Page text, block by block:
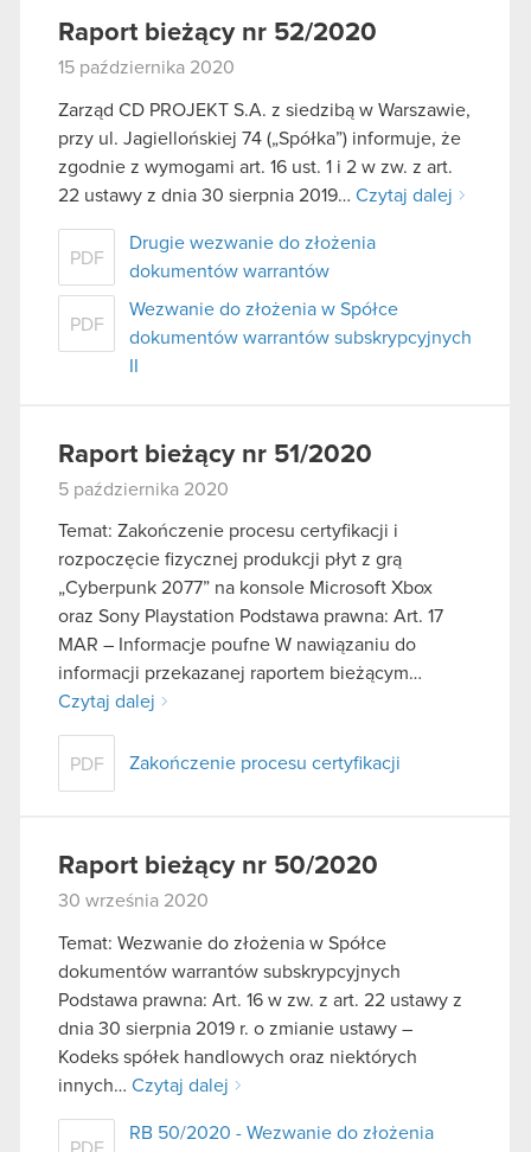
Raport bieżący nr 52/2020
15 października 2020
Zarząd CD PROJEKT S.A. z siedzibą w Warszawie,
przy ul. Jagiellońskiej 74 („Spółka”) informuje, że
zgodnie z wymogami art. 16 ust. 1 i 2 w zw. z art.
22 ustawy z dnia 30 sierpnia 2019… Czytaj dalej
PDF
Drugie wezwanie do złożenia
dokumentów warrantów
PDF
Wezwanie do złożenia w Spółce
dokumentów warrantów subskrypcyjnych
II
Raport bieżący nr 51/2020
5 października 2020
Temat: Zakończenie procesu certyfikacji i
rozpoczęcie fizycznej produkcji płyt z grą
„Cyberpunk 2077” na konsole Microsoft Xbox
oraz Sony Playstation Podstawa prawna: Art. 17
MAR – Informacje poufne W nawiązaniu do
informacji przekazanej raportem bieżącym…
Czytaj dalej
PDF Zakończenie procesu certyfikacji
Raport bieżący nr 50/2020
30 września 2020
Temat: Wezwanie do złożenia w Spółce
dokumentów warrantów subskrypcyjnych
Podstawa prawna: Art. 16 w zw. z art. 22 ustawy z
dnia 30 sierpnia 2019 r. o zmianie ustawy –
Kodeks spółek handlowych oraz niektórych
innych… Czytaj dalej
RB 50/2020 - Wezwanie do złożenia